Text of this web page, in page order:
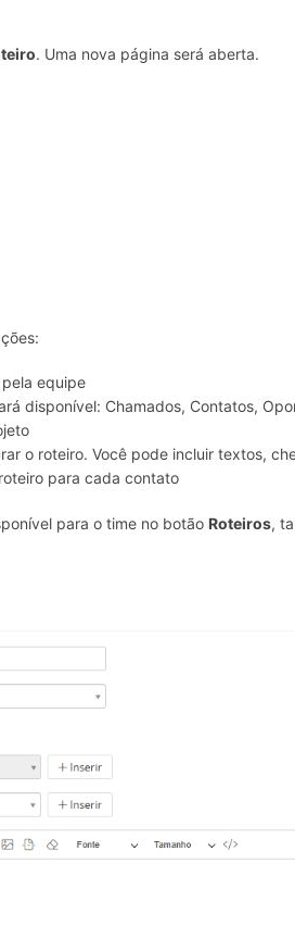
. Uma nova página será aberta.
equipe
disponível: Chamados, Contatos,
o roteiro. Você pode incluir textos,
para cada contato
para o time no botão Roteiros,